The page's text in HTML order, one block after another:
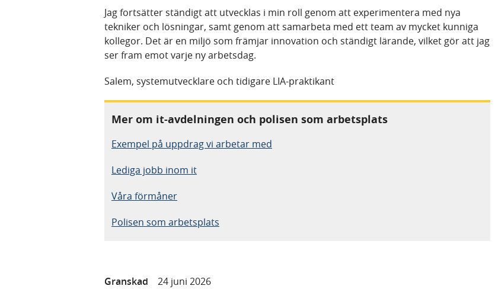
Jag fortsätter ständigt att utvecklas i min roll genom att experimentera med nya
tekniker och lösningar, samt genom att samarbeta med ett team av mycket kunniga
kollegor. Det är en miljö som främjar innovation och ständigt lärande, vilket gör att jag
ser fram emot varje ny arbetsdag.
Salem, systemutvecklare och tidigare LIA-praktikant
Mer om it-avdelningen och polisen som arbetsplats
Exempel på uppdrag vi arbetar med
Lediga jobb inom it
Våra förmåner
Polisen som arbetsplats
Granskad 24 juni 2026